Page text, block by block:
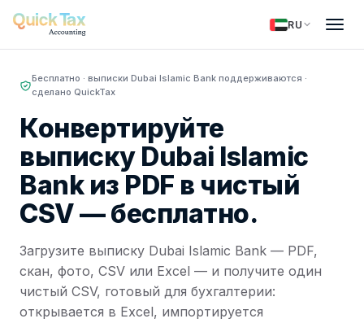
RU
Бесплатно · выписки Dubai Islamic Bank поддерживаются ·
сделано QuickTax
Конвертируйте
выписку Dubai Islamic
Bank из PDF в чистый
CSV —бесплатно.
Загрузите выписку Dubai Islamic Bank — PDF,
скан, фото, CSV или Excel — и получите один
чистый CSV, готовый для бухгалтерии:
открывается в Excel, импортируется